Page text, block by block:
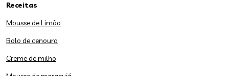
Receitas
Mousse de Limão
Bolo de cenoura
Creme de milho